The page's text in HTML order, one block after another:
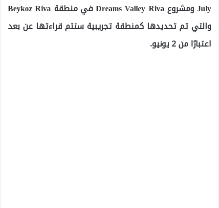
July ومشروع Dreams Valley Riva في منطقة Beykoz Riva
والتي تم تحديدها كمنطقة تجريبية ستتم قراءتها عن بعد
اعتبارًا من 2 يونيو.